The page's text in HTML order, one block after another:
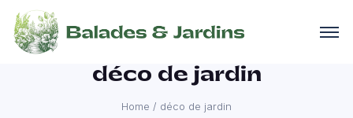
déco de jardin
Home / déco de jardin